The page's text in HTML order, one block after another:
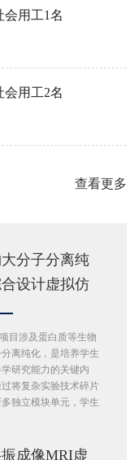
用工1名
用工2名
查看更多
分子分离纯
设计虚拟仿
涉及蛋白质等生物
离纯化，是培养学生
研究能力的关键内
将复杂实验技术碎片
独立模块单元，学生
成像MRI虚